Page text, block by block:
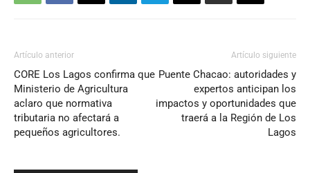
Artículo anterior
CORE Los Lagos confirma que
Ministerio de Agricultura
aclaro que normativa
tributaria no afectará a
pequeños agricultores.
Artículo siguiente
Puente Chacao: autoridades y
expertos anticipan los
impactos y oportunidades que
traerá a la Región de Los
Lagos